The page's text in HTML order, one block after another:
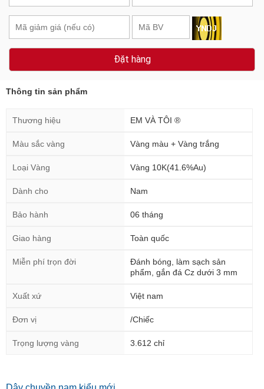
Đặt hàng
Thông tin sản phẩm
Thương hiệu EM VÀ TÔI ®
Màu sắc vàng Vàng màu + Vàng trắng
Loại Vàng Vàng 10K(41.6%Au)
Dành cho Nam
Bảo hành 06 tháng
Giao hàng Toàn quốc
Miễn phí trọn đời
Đánh bóng, làm sạch sản
phẩm, gắn đá Cz dưới 3 mm
Xuất xứ Việt nam
Đơn vị /Chiếc
Trọng lượng vàng 3.612 chỉ